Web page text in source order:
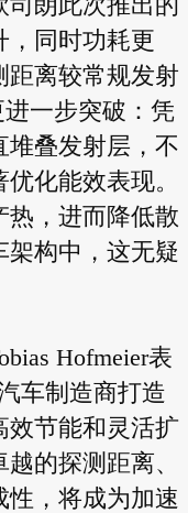
司朗此次推出的
，同时功耗更
距离较常规发射
一步突破：凭
堆叠发射层，不
化能效表现。
热，进而降低散
架构中，这无疑
Hofmeier表
车制造商打造
效节能和灵活扩
的探测距离、
性，将成为加速